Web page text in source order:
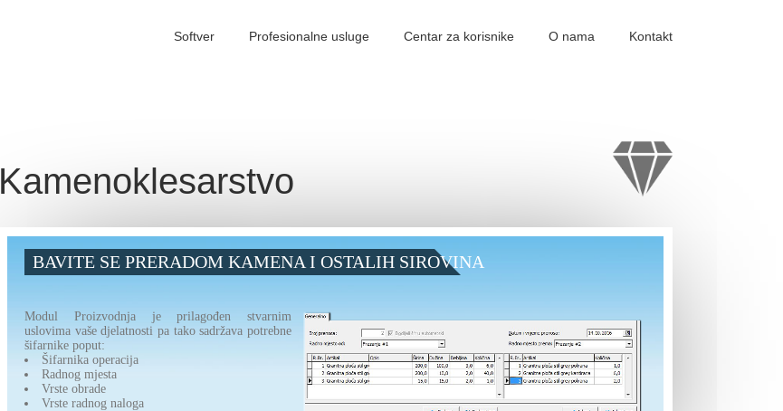
Softver Profesionalne usluge Centar za korisnike O nama Kontakt
Kamenoklesarstvo
BAVITE SE PRERADOM KAMENA I OSTALIH SIROVINA
Modul Proizvodnja je prilagođen stvarnim
uslovima vaše djelatnosti pa tako sadržava potrebne
šifarnike poput:
Šifarnika operacija
Radnog mjesta
Vrste obrade
Vrste radnog naloga